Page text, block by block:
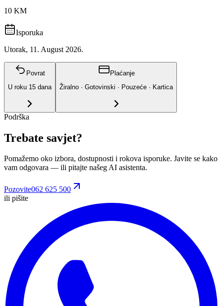
10 KM
Isporuka
Utorak, 11. August 2026.
Povrat
U roku 15 dana
Plaćanje
Žiralno · Gotovinski · Pouzeće · Kartica
Podrška
Trebate savjet?
Pomažemo oko izbora, dostupnosti i rokova isporuke. Javite se kako
vam odgovara — ili pitajte našeg AI asistenta.
Pozovite062 625 500
ili pišite